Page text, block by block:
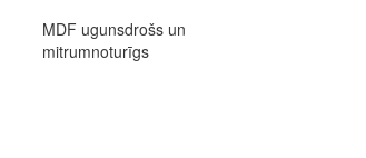
MDF ugunsdrošs un
mitrumnoturīgs